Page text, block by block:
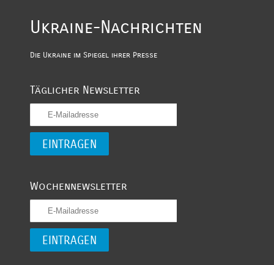
Ukraine-Nachrichten
Die Ukraine im Spiegel ihrer Presse
Täglicher Newsletter
Wochennewsletter